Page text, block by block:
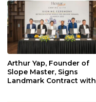
Maintenance in 2024.
Arthur Yap, Founder of
Slope Master, Signs
Landmark Contract with